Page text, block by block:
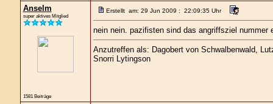
Anselm
super aktives Mitglied
1581 Beiträge
Erstellt am: 29 Jun 2009 : 22:09:35 Uhr
nein nein. pazifisten sind das angriffsziel nummer
Anzutreffen als: Dagobert von Schwalbenwald,
Snorri Lytingson